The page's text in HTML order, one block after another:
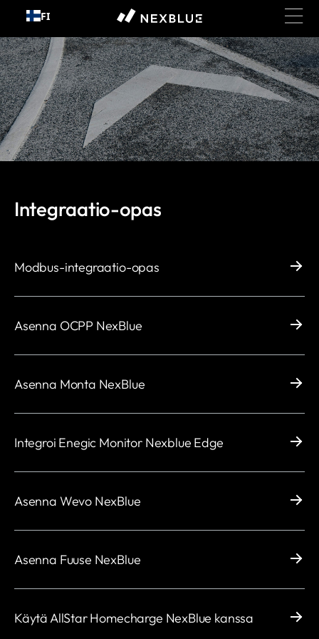
Siirry
sisältöön
FI
Integraatio-opas
Modbus-integraatio-opas
Asenna OCPP NexBlue
Asenna Monta NexBlue
Integroi Enegic Monitor Nexblue Edge
Asenna Wevo NexBlue
Asenna Fuuse NexBlue
Käytä AllStar Homecharge NexBlue kanssa